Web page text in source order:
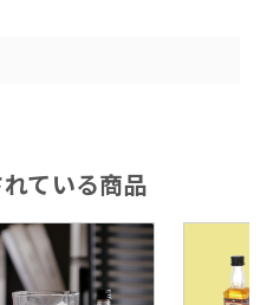
ている商品